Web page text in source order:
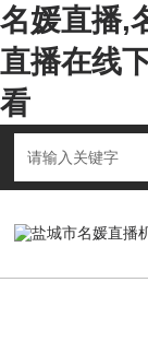
名媛直播,
直播在线
看